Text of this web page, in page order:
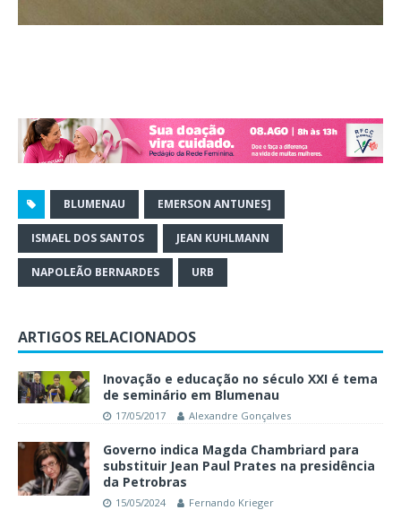
BLUMENAU EMERSON ANTUNES]
ISMAEL DOS SANTOS JEAN KUHLMANN
NAPOLEÃO BERNARDES URB
ARTIGOS RELACIONADOS
Inovação e educação no século XXI é tema
de seminário em Blumenau
17/05/2017 Alexandre Gonçalves
Governo indica Magda Chambriard para
substituir Jean Paul Prates na presidência
da Petrobras
15/05/2024 Fernando Krieger